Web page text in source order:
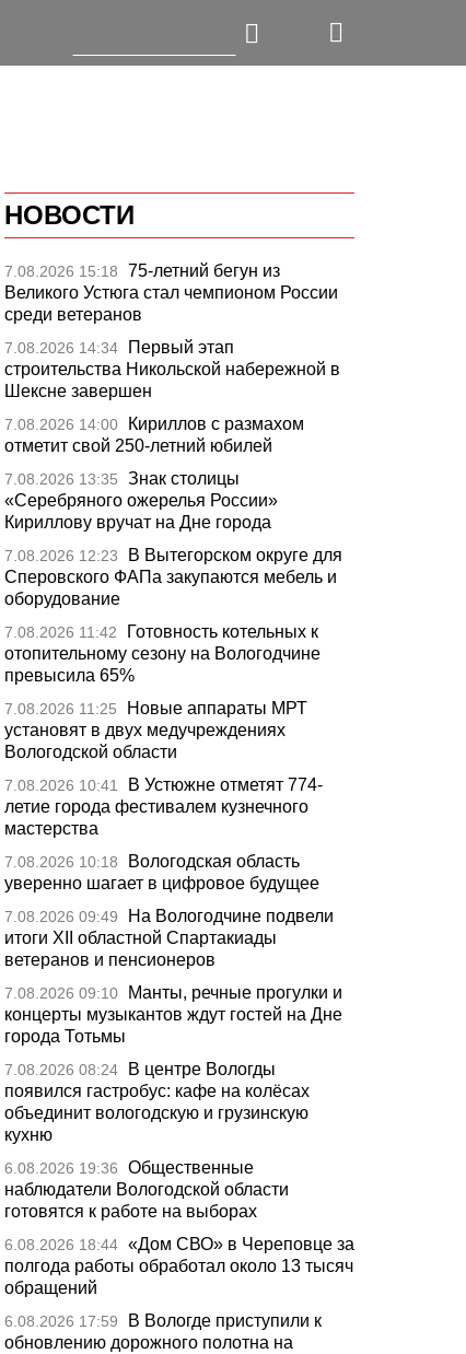
НОВОСТИ
7.08.2026 15:18
75-летний бегун из
Великого Устюга стал чемпионом России
среди ветеранов
7.08.2026 14:34
Первый этап
строительства Никольской набережной в
Шексне завершен
7.08.2026 14:00
Кириллов с размахом
отметит свой 250-летний юбилей
7.08.2026 13:35
Знак столицы
«Серебряного ожерелья России»
Кириллову вручат на Дне города
7.08.2026 12:23
В Вытегорском округе для
Сперовского ФАПа закупаются мебель и
оборудование
7.08.2026 11:42
Готовность котельных к
отопительному сезону на Вологодчине
превысила 65%
7.08.2026 11:25
Новые аппараты МРТ
установят в двух медучреждениях
Вологодской области
7.08.2026 10:41
В Устюжне отметят 774-
летие города фестивалем кузнечного
мастерства
7.08.2026 10:18
Вологодская область
уверенно шагает в цифровое будущее
7.08.2026 09:49
На Вологодчине подвели
итоги XII областной Спартакиады
ветеранов и пенсионеров
7.08.2026 09:10
Манты, речные прогулки и
концерты музыкантов ждут гостей на Дне
города Тотьмы
7.08.2026 08:24
В центре Вологды
появился гастробус: кафе на колёсах
объединит вологодскую и грузинскую
кухню
6.08.2026 19:36
Общественные
наблюдатели Вологодской области
готовятся к работе на выборах
6.08.2026 18:44 «Дом СВО» в Череповце за
полгода работы обработал около 13 тысяч
обращений
6.08.2026 17:59
В Вологде приступили к
обновлению дорожного полотна на